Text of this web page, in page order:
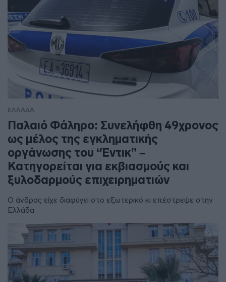
ΕΛΛΑΔΑ
Παλαιό Φάληρο: Συνελήφθη 49χρονος
ως μέλος της εγκληματικής
οργάνωσης του “Έντικ” –
Κατηγορείται για εκβιασμούς και
ξυλοδαρμούς επιχειρηματιών
Ο άνδρας είχε διαφύγει στο εξωτερικό κι επέστρεψε στην
Ελλάδα